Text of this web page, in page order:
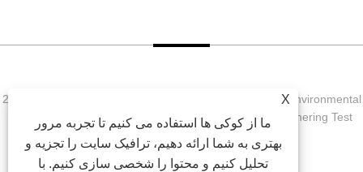
حق چاپ © 2022 Symor Instrument Equipment Co., Ltd. Environmental
Test Chamber, Electronic Dry Cobine, Accelerated Weathering Test
X
ما از کوکی ها استفاده می کنیم تا تجربه مرور
بهتری به شما ارائه دهیم، ترافیک سایت را تجزیه و
تحلیل کنیم و محتوا را شخصی سازی کنیم. با